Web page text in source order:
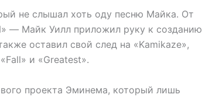
не слышал хоть оду песню Майка. От
— Майк Уилл приложил руку к созданию
оставил свой след на «Kamikaze»,
и «Greatest».
проекта Эминема, который лишь